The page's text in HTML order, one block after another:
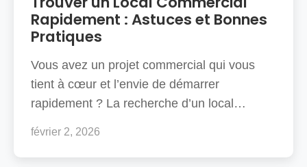
capillaires ?
humide ?
Un déshumidificateur peut-il régler le problème ?
Rapidement : Astuces et Bonnes
Pratiques
Vous avez un projet commercial qui vous
tient à cœur et l’envie de démarrer
rapidement ? La recherche d’un local…
février 2, 2026